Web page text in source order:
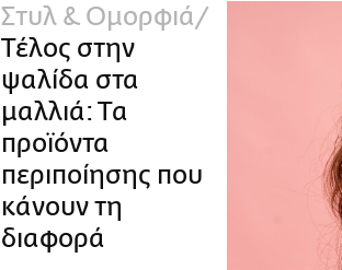
ΑΜΠΑ
PRINT
Στυλ & Ομορφιά
Τέλος στην
ψαλίδα στα
μαλλιά: Τα
προϊόντα
περιποίησης που
κάνουν τη
διαφορά